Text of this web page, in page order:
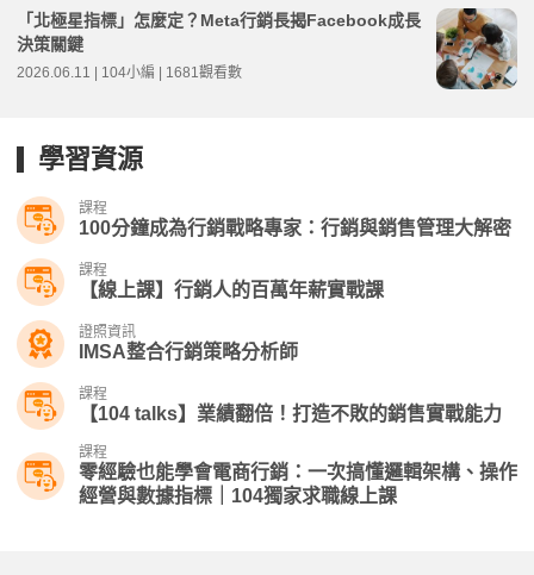
「北極星指標」怎麼定？Meta行銷長揭Facebook成長
決策關鍵
2026.06.11 | 104小編 | 1681觀看數
學習資源
課程
100分鐘成為行銷戰略專家：行銷與銷售管理大解密
課程
【線上課】行銷人的百萬年薪實戰課
證照資訊
IMSA整合行銷策略分析師
課程
【104 talks】業績翻倍！打造不敗的銷售實戰能力
課程
零經驗也能學會電商行銷：一次搞懂邏輯架構、操作
經營與數據指標｜104獨家求職線上課